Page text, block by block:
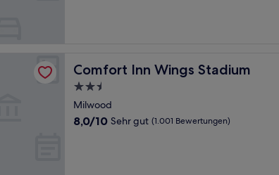
Comfort Inn Wings Stadium
Comfort Inn Wings Stadium
2.5-
Sterne-
Unterkunft
Milwood
8.0
8,0/10 Sehr gut (1.001 Bewertungen)